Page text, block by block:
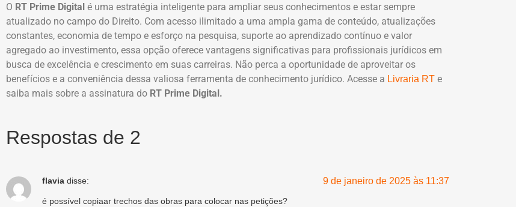
O RT Prime Digital é uma estratégia inteligente para ampliar seus conhecimentos e estar sempre
atualizado no campo do Direito. Com acesso ilimitado a uma ampla gama de conteúdo, atualizações
constantes, economia de tempo e esforço na pesquisa, suporte ao aprendizado contínuo e valor
agregado ao investimento, essa opção oferece vantagens significativas para profissionais jurídicos em
busca de excelência e crescimento em suas carreiras. Não perca a oportunidade de aproveitar os
benefícios e a conveniência dessa valiosa ferramenta de conhecimento jurídico. Acesse a Livraria RT e
saiba mais sobre a assinatura do RT Prime Digital.
Respostas de 2
flavia disse: 9 de janeiro de 2025 às 11:37
é possível copiaar trechos das obras para colocar nas petições?